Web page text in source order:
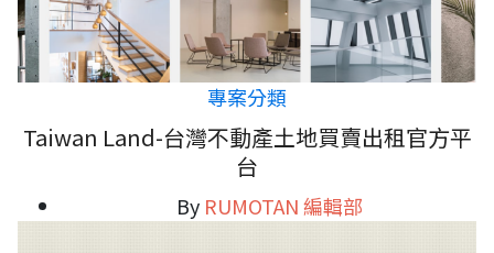
專案分類
Taiwan Land-台灣不動產土地買賣出租官方平
台
By RUMOTAN 編輯部